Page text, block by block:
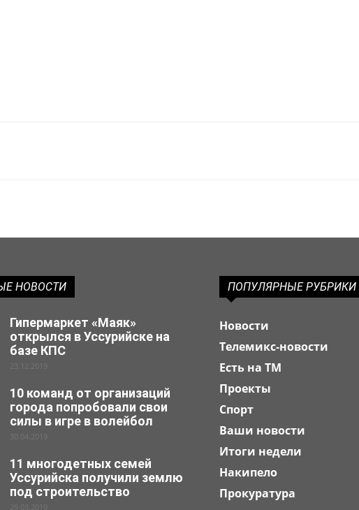
НОВОСТИ
Гипермаркет «Маяк»
открылся в Уссурийске на
базе КПС
23.12.2019
10 команд от организаций
города попробовали свои
силы в игре в волейбол
30.04.2019
11 многодетных семей
Уссурийска получили землю
под строительство
29.03.2019
ПОПУЛЯРНЫЕ РУБРИКИ
Новости
Телемикс-новости
Есть на ТМ
Проекты
Спорт
Ваши новости
Итоги недели
Накипело
Прокуратура